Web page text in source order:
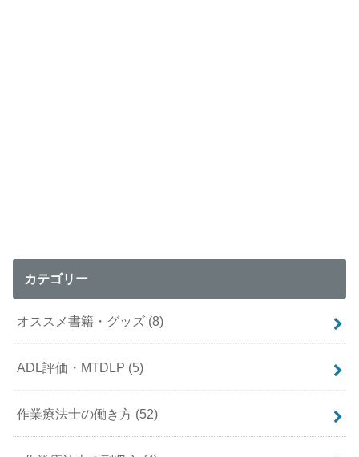
カテゴリー
オススメ書籍・グッズ (8)
ADL評価・MTDLP (5)
作業療法士の働き方 (52)